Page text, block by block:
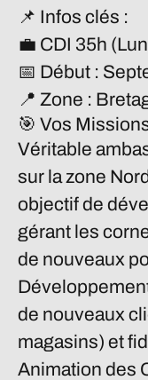
📌 Infos clés :
💼 CDI 35h
📅 Début :
📍 Zone :
🎯 Vos
Véritable
sur la zone
objectif de
gérant les
de nouveaux
de nouveaux
magasins) et
Animation des